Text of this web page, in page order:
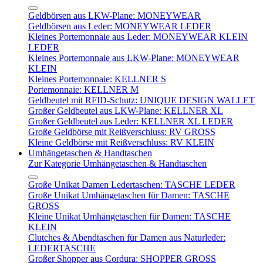
Geldbörsen aus LKW-Plane: MONEYWEAR
Geldbörsen aus Leder: MONEYWEAR LEDER
Kleines Portemonnaie aus Leder: MONEYWEAR KLEIN
LEDER
Kleines Portemonnaie aus LKW-Plane: MONEYWEAR
KLEIN
Kleines Portemonnaie: KELLNER S
Portemonnaie: KELLNER M
Geldbeutel mit RFID-Schutz: UNIQUE DESIGN WALLET
Großer Geldbeutel aus LKW-Plane: KELLNER XL
Großer Geldbeutel aus Leder: KELLNER XL LEDER
Große Geldbörse mit Reißverschluss: RV GROSS
Kleine Geldbörse mit Reißverschluss: RV KLEIN
Umhängetaschen & Handtaschen
Zur Kategorie Umhängetaschen & Handtaschen
Große Unikat Damen Ledertaschen: TASCHE LEDER
Große Unikat Umhängetaschen für Damen: TASCHE
GROSS
Kleine Unikat Umhängetaschen für Damen: TASCHE
KLEIN
Clutches & Abendtaschen für Damen aus Naturleder:
LEDERTASCHE
Großer Shopper aus Cordura: SHOPPER GROSS